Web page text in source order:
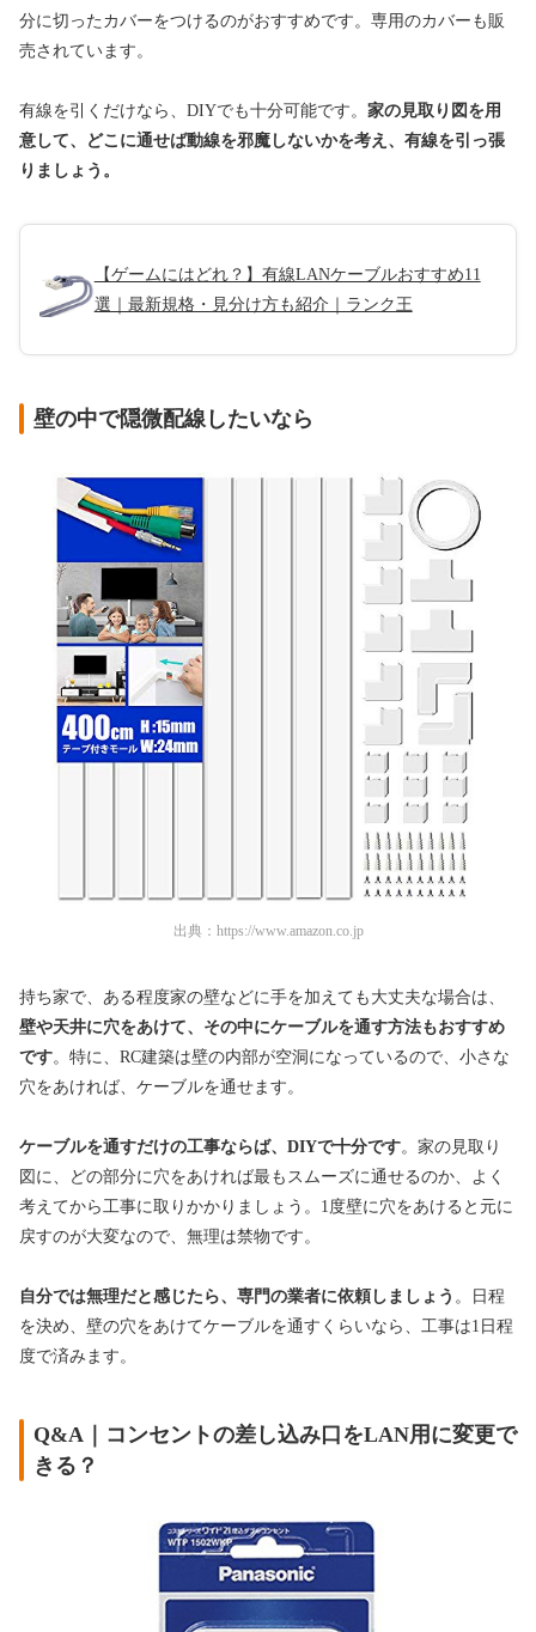
分に切ったカバーをつけるのがおすすめです。専用のカバーも販
売されています。
有線を引くだけなら、DIYでも十分可能です。 家の見取り図を用
意して、どこに通せば動線を邪魔しないかを考え、有線を引っ張
りましょう。
【ゲームにはどれ？】有線LANケーブルおすすめ11
選｜最新規格・見分け方も紹介｜ランク王
壁の中で隠微配線したいなら
出典： https://www.amazon.co.jp
持ち家で、ある程度家の壁などに手を加えても大丈夫な場合は、
壁や天井に穴をあけて、その中にケーブルを通す方法もおすすめ
です。特に、RC建築は壁の内部が空洞になっているので、小さな
穴をあければ、ケーブルを通せます。
ケーブルを通すだけの工事ならば、DIYで十分です。家の見取り
図に、どの部分に穴をあければ最もスムーズに通せるのか、よく
考えてから工事に取りかかりましょう。1度壁に穴をあけると元に
戻すのが大変なので、無理は禁物です。
自分では無理だと感じたら、専門の業者に依頼しましょう 。日程
を決め、壁の穴をあけてケーブルを通すくらいなら、工事は1日程
度で済みます。
Q&A｜コンセントの差し込み口をLAN用に変更で
きる？